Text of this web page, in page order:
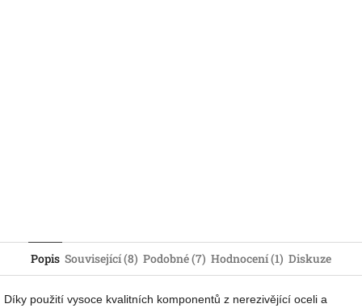
Popis Související (8) Podobné (7) Hodnocení (1) Diskuze
Díky použití vysoce kvalitních komponentů z nerezivějící oceli a